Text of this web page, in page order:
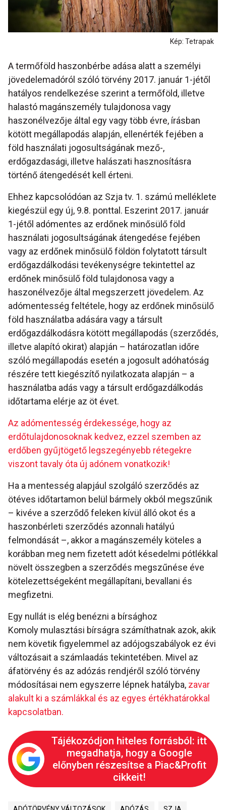
Kép: Tetrapak
A termőföld haszonbérbe adása alatt a személyi
jövedelemadóról szóló törvény 2017. január 1-jétől
hatályos rendelkezése szerint a termőföld, illetve
halastó magánszemély tulajdonosa vagy
haszonélvezője által egy vagy több évre, írásban
kötött megállapodás alapján, ellenérték fejében a
föld használati jogosultságának mező-,
erdőgazdasági, illetve halászati hasznosításra
történő átengedését kell érteni.
Ehhez kapcsolódóan az Szja tv. 1. számú melléklete
kiegészül egy új, 9.8. ponttal. Eszerint 2017. január
1-jétől adómentes az erdőnek minősülő föld
használati jogosultságának átengedése fejében
vagy az erdőnek minősülő földön folytatott társult
erdőgazdálkodási tevékenységre tekintettel az
erdőnek minősülő föld tulajdonosa vagy a
haszonélvezője által megszerzett jövedelem. Az
adómentesség feltétele, hogy az erdőnek minősülő
föld használatba adására vagy a társult
erdőgazdálkodásra kötött megállapodás (szerződés,
illetve alapító okirat) alapján – határozatlan időre
szóló megállapodás esetén a jogosult adóhatóság
részére tett kiegészítő nyilatkozata alapján – a
használatba adás vagy a társult erdőgazdálkodás
időtartama elérje az öt évet.
Az adómentesség érdekessége, hogy az
erdőtulajdonosoknak kedvez, ezzel szemben az
erdőben gyűjtögető legszegényebb rétegekre
viszont tavaly óta új adónem vonatkozik!
Ha a mentesség alapjául szolgáló szerződés az
ötéves időtartamon belül bármely okból megszűnik
– kivéve a szerződő feleken kívül álló okot és a
haszonbérleti szerződés azonnali hatályú
felmondását –, akkor a magánszemély köteles a
korábban meg nem fizetett adót késedelmi pótlékkal
növelt összegben a szerződés megszűnése éve
kötelezettségeként megállapítani, bevallani és
megfizetni.
Egy nullát is elég benézni a bírsághoz
Komoly mulasztási bírságra számíthatnak azok, akik
nem követik figyelemmel az adójogszabályok ez évi
változásait a számlaadás tekintetében. Mivel az
áfatörvény és az adózás rendjéről szóló törvény
módosításai nem egyszerre lépnek hatályba, zavar
alakult ki a számlákkal és az egyes értékhatárokkal
kapcsolatban.
Tájékozódjon hiteles forrásból: itt
megadhatja, hogy a Google
előnyben részesítse a Piac&Profit
cikkeit!